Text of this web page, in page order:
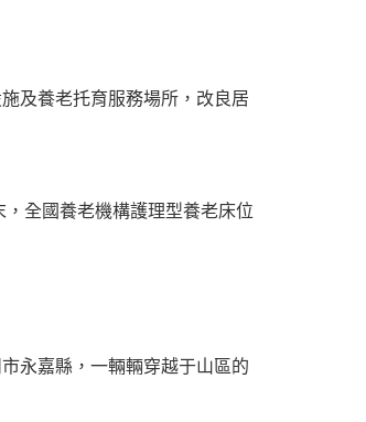
及養老托育服務場所，改良居
全國養老機構護理型養老床位
永嘉縣，一輛輛穿越于山區的